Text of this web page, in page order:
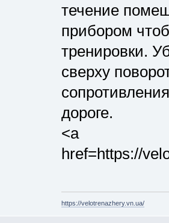
течение
прибором
тренировки.
сверху
дороге.
<a
href=https://
https://velotrenazhery.vn.ua/